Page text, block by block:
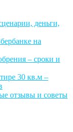
деньги,
на
– сроки и
30 кв.м –
отзывы и советы